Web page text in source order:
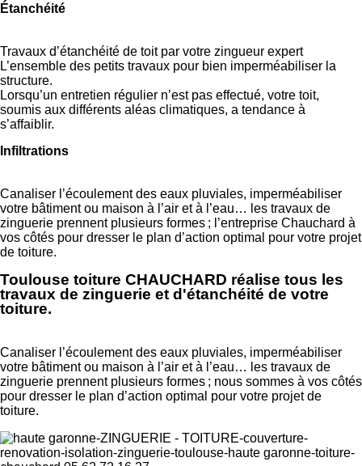
Étanchéité
Travaux d’étanchéité de toit par votre zingueur expert
L’ensemble des petits travaux pour bien imperméabiliser la
structure.
Lorsqu’un entretien régulier n’est pas effectué, votre toit,
soumis aux différents aléas climatiques, a tendance à
s’affaiblir.
Infiltrations
Canaliser l’écoulement des eaux pluviales, imperméabiliser
votre bâtiment ou maison à l’air et à l’eau… les travaux de
zinguerie prennent plusieurs formes ; l’entreprise Chauchard à
vos côtés pour dresser le plan d’action optimal pour votre projet
de toiture.
Toulouse toiture CHAUCHARD réalise tous les
travaux de zinguerie et d'étanchéité de votre
toiture.
Canaliser l’écoulement des eaux pluviales, imperméabiliser
votre bâtiment ou maison à l’air et à l’eau… les travaux de
zinguerie prennent plusieurs formes ; nous sommes à vos côtés
pour dresser le plan d’action optimal pour votre projet de
toiture.